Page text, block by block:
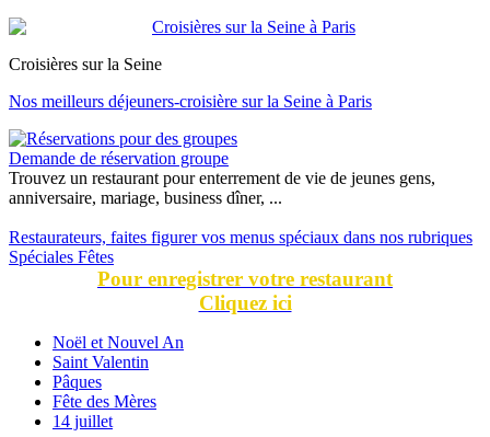
Croisières sur la Seine
Nos meilleurs déjeuners-croisière sur la Seine à Paris
Demande de réservation groupe
Trouvez un restaurant pour enterrement de vie de jeunes gens,
anniversaire, mariage, business dîner, ...
Restaurateurs, faites figurer vos menus spéciaux dans nos rubriques
Spéciales Fêtes
Pour enregistrer votre restaurant
Cliquez ici
Noël et Nouvel An
Saint Valentin
Pâques
Fête des Mères
14 juillet